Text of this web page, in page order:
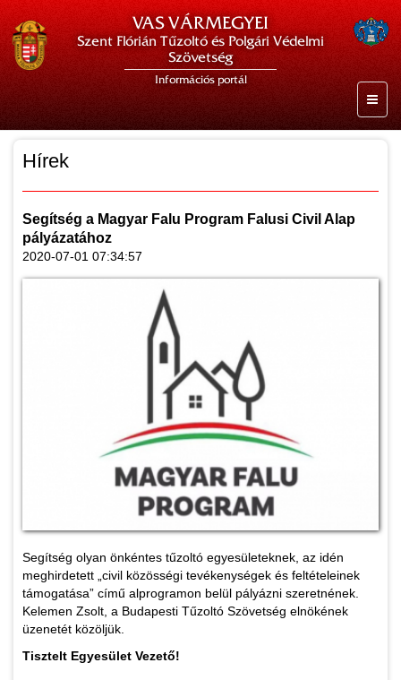
VAS VÁRMEGYEI
Szent Flórián Tűzoltó és Polgári Védelmi
Szövetség
Információs portál
Hírek
Segítség a Magyar Falu Program Falusi Civil Alap
pályázatához
2020-07-01 07:34:57
Segítség olyan önkéntes tűzoltó egyesületeknek, az idén
meghirdetett „civil közösségi tevékenységek és feltételeinek
támogatása” című alprogramon belül pályázni szeretnének.
Kelemen Zsolt, a Budapesti Tűzoltó Szövetség elnökének
üzenetét közöljük.
Tisztelt Egyesület Vezető!